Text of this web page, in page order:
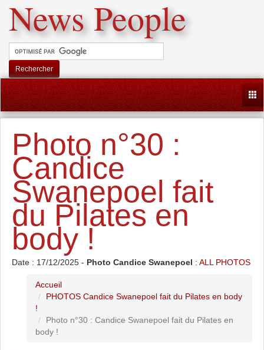
News People
Rechercher
Photo n°30 :
Candice
Swanepoel fait
du Pilates en
body !
Date : 17/12/2025 - Photo Candice Swanepoel : ALL PHOTOS
Accueil
PHOTOS Candice Swanepoel fait du Pilates en body
!
Photo n°30 : Candice Swanepoel fait du Pilates en
body !